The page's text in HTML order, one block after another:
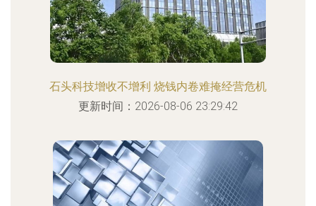
石头科技增收不增利 烧钱内卷难掩经营危机
更新时间：2026-08-06 23:29:42